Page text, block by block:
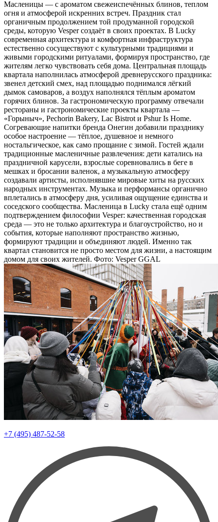
Масленицы — с ароматом свежеиспечённых блинов, теплом
огня и атмосферой искренних встреч. Праздник стал
органичным продолжением той продуманной городской
среды, которую Vesper создаёт в своих проектах. В Lucky
современная архитектура и комфортная инфраструктура
естественно сосуществуют с культурными традициями и
живыми городскими ритуалами, формируя пространство, где
жителям легко чувствовать себя дома. Центральная площадь
квартала наполнилась атмосферой древнерусского праздника:
звенел детский смех, над площадью поднимался лёгкий
дымок самоваров, а воздух наполнялся тёплым ароматом
горячих блинов. За гастрономическую программу отвечали
рестораны и гастрономические проекты квартала —
«Горыныч», Pechorin Bakery, Lac Bistrot и Pshur Is Home.
Согревающие напитки бренда Онегин добавили празднику
особое настроение — тёплое, душевное и немного
ностальгическое, как само прощание с зимой. Гостей ждали
традиционные масленичные развлечения: дети катались на
праздничной карусели, взрослые соревновались в беге в
мешках и бросании валенок, а музыкальную атмосферу
создавали артисты, исполнявшие мировые хиты на русских
народных инструментах. Музыка и перформансы органично
вплетались в атмосферу дня, усиливая ощущение единства и
соседского сообщества. Масленица в Lucky стала ещё одним
подтверждением философии Vesper: качественная городская
среда — это не только архитектура и благоустройство, но и
события, которые наполняют пространство жизнью,
формируют традиции и объединяют людей. Именно так
квартал становится не просто местом для жизни, а настоящим
домом для своих жителей. Фото: Vesper GGAL
+7 (495) 487-52-58